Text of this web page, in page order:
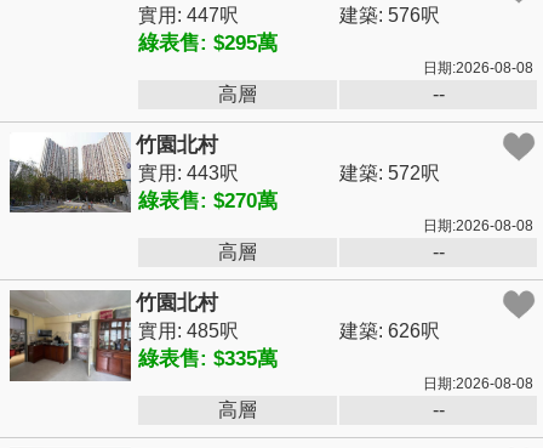
實用: 447呎 建築: 576呎
綠表售: $295萬
日期:2026-08-08
高層 --
竹園北村
實用: 443呎 建築: 572呎
綠表售: $270萬
日期:2026-08-08
高層 --
竹園北村
實用: 485呎 建築: 626呎
綠表售: $335萬
日期:2026-08-08
高層 --